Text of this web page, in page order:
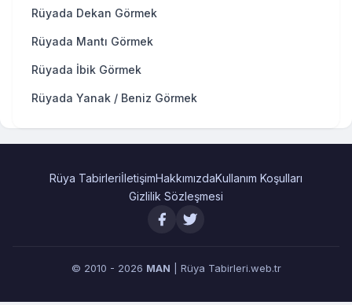
Rüyada Dekan Görmek
Rüyada Mantı Görmek
Rüyada İbik Görmek
Rüyada Yanak / Beniz Görmek
Rüya TabirleriİletişimHakkımızdaKullanım Koşulları
Gizlilik Sözleşmesi
© 2010 - 2026 MAN | Rüya Tabirleri.web.tr